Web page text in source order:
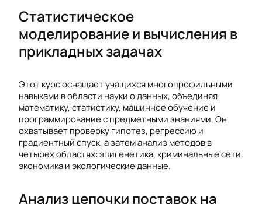
Статистическое
моделирование и вычисления в
прикладных задачах
Этот курс оснащает учащихся многопрофильными
навыками в области науки о данных, объединяя
математику, статистику, машинное обучение и
программирование с предметными знаниями. Он
охватывает проверку гипотез, регрессию и
градиентный спуск, а затем анализ методов в
четырех областях: эпигенетика, криминальные сети,
экономика и экологические данные.
Анализ цепочки поставок на